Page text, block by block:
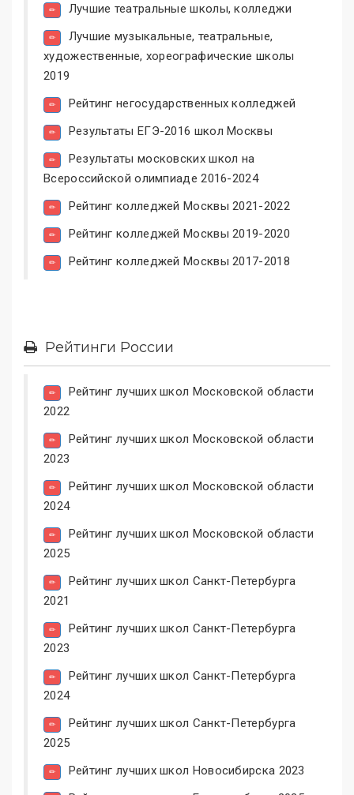
Лучшие театральные школы, колледжи
Лучшие музыкальные, театральные,
художественные, хореографические школы
2019
Рейтинг негосударственных колледжей
Результаты ЕГЭ-2016 школ Москвы
Результаты московских школ на
Всероссийской олимпиаде 2016-2024
Рейтинг колледжей Москвы 2021-2022
Рейтинг колледжей Москвы 2019-2020
Рейтинг колледжей Москвы 2017-2018
Рейтинги России
Рейтинг лучших школ Московской области
2022
Рейтинг лучших школ Московской области
2023
Рейтинг лучших школ Московской области
2024
Рейтинг лучших школ Московской области
2025
Рейтинг лучших школ Санкт-Петербурга
2021
Рейтинг лучших школ Санкт-Петербурга
2023
Рейтинг лучших школ Санкт-Петербурга
2024
Рейтинг лучших школ Санкт-Петербурга
2025
Рейтинг лучших школ Новосибирска 2023